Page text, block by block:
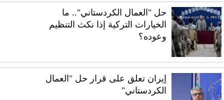
حل "العمال الكردستاني".. ما
الخيارات التركية إذا نكث التنظيم
وعوده؟
إيران تعلق على قرار حل "العمال
الكردستاني"